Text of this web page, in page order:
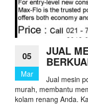
05
Mar
JUAL
Jual mesin
murah, membantu
kolam renang Anda.